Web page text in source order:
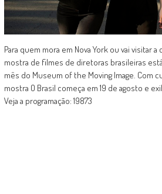
Para quem mora em Nova York ou vai visitar
mostra de filmes de diretoras brasileiras
mês do Museum of the Moving Image. Com
mostra O Brasil começa em 19 de agosto e
Veja a programação: 19873